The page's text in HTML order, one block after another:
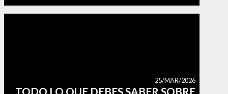
TODO LO QUE DEBES SABER SOBRE
25/MAR/2026